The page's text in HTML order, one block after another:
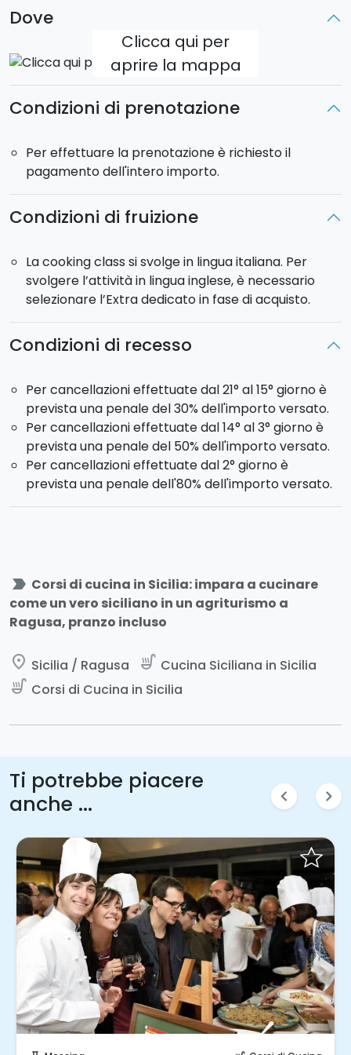
versione in inglese è previsto un supplemento,
selezionabile successivamente in fase di
acquisto.
: circa 3 ore.
Dove
Clicca qui per
aprire la mappa
Condizioni di prenotazione
Per effettuare la prenotazione è richiesto il
pagamento dell'intero importo.
Condizioni di fruizione
La cooking class si svolge in lingua italiana. Per
svolgere l’attività in lingua inglese, è necessario
selezionare l’Extra dedicato in fase di acquisto.
Condizioni di recesso
Per cancellazioni effettuate dal 21° al 15° giorno è
prevista una penale del 30% dell'importo versato.
Per cancellazioni effettuate dal 14° al 3° giorno è
prevista una penale del 50% dell'importo versato.
Per cancellazioni effettuate dal 2° giorno è
prevista una penale dell'80% dell'importo versato.
label_important Corsi di cucina in Sicilia: impara a cucinare
come un vero siciliano in un agriturismo a
Ragusa, pranzo incluso
place Sicilia / Ragusa soup_kitchen Cucina Siciliana in Sicilia
soup_kitchen Corsi di Cucina in Sicilia
Ti potrebbe piacere
anche ...
chevron_left chevron_right